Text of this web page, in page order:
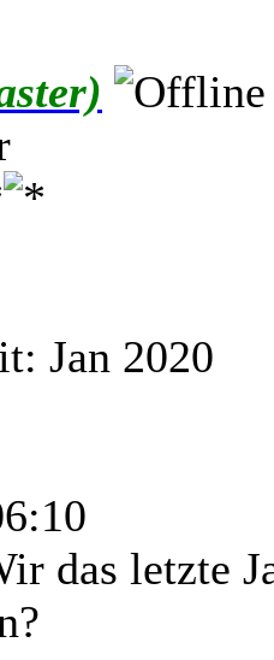
Jan 2020
das letzte